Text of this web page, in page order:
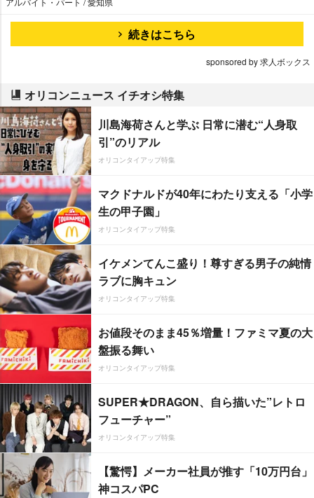
続きはこちら
sponsored by 求人ボックス
オリコンニュース イチオシ特集
川島海荷さんと学ぶ 日常に潜む“人身取
引”のリアル
オリコンタイアップ特集
マクドナルドが40年にわたり支える「小学
生の甲子園」
オリコンタイアップ特集
イケメンてんこ盛り！尊すぎる男子の純情
ラブに胸キュン
オリコンタイアップ特集
お値段そのまま45％増量！ファミマ夏の大
盤振る舞い
オリコンタイアップ特集
SUPER★DRAGON、自ら描いた”レトロ
フューチャー”
オリコンタイアップ特集
【驚愕】メーカー社員が推す「10万円台」
神コスパPC